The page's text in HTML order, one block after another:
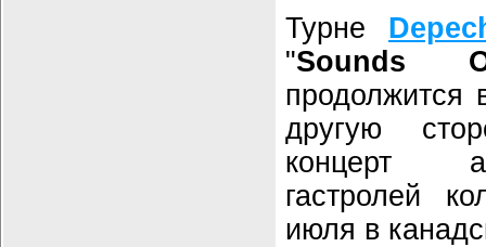
Турне
"Sounds
другую
концерт
гастролей
июля в